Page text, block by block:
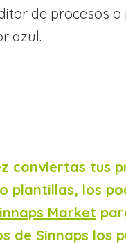
de procesos
azul.
conviertas tus
plantillas, los
Market
de Sinnaps los